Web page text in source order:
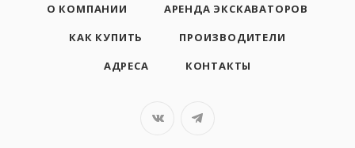
О КОМПАНИИ
АРЕНДА ЭКСКАВАТОРОВ
КАК КУПИТЬ
ПРОИЗВОДИТЕЛИ
АДРЕСА
КОНТАКТЫ